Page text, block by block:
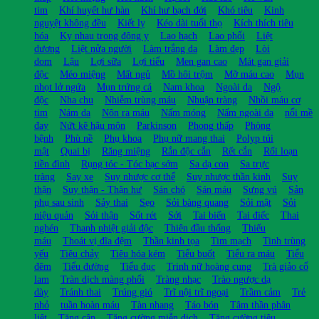
tim
Khí huyết hư hàn Khí hư bạch đới Khó tiêu
Kinh
nguyệt không đều
Kiết lỵ Kéo dài tuổi thọ
Kích thích tiêu
hóa
Kỵ nhau trong đông y Lao hạch Lao phổi
Liệt
dương
Liệt nửa người Làm trắng da Làm đẹp
Lòi
dom
Lậu Lợi sữa Lợi tiểu Men gan cao
Mát gan giải
độc
Méo miệng Mất ngủ Mồ hôi trộm Mỡ máu cao
Mụn
nhọt lở ngứa
Mụn trứng cá Nam khoa Ngoài da
Ngộ
độc
Nha chu Nhiễm trùng máu Nhuận tràng
Nhồi máu cơ
tim
Nám da Nôn ra máu Nấm móng Nấm ngoài da
nổi mề
đay
Nứt kẽ hậu môn Parkinson Phong thấp
Phòng
bệnh
Phù nề Phụ khoa Phụ nữ mang thai
Polyp túi
mật
Quai bị Răng miệng Rắn độc cắn Rết cắn
Rối loạn
tiền đình
Rụng tóc - Tóc bạc sớm Sa dạ con
Sa trực
tràng
Say xe Suy nhược cơ thể Suy nhược thần kinh
Suy
thận
Suy thận - Thận hư Sán chó Sán máu Sưng vú
Sản
phụ sau sinh
Sảy thai Sẹo Sỏi bàng quang Sỏi mật
Sỏi
niệu quản
Sỏi thận Sốt rét Sởi Tai biến Tai điếc
Thai
nghén
Thanh nhiệt giải độc Thiên đầu thống
Thiếu
máu
Thoát vị đĩa đệm Thần kinh tọa Tim mạch
Tinh trùng
yếu
Tiêu chảy Tiêu hóa kém Tiểu buốt Tiểu ra máu
Tiểu
đêm
Tiểu đường Tiểu đục Trinh nữ hoàng cung
Trà giảo cổ
lam
Tràn dịch màng phổi Tràng nhạc
Trào ngược dạ
dày
Tránh thai Trúng gió Trĩ nội trĩ ngoại Trầm cảm
Trẻ
nhỏ
tuần hoàn máu Tàn nhang Táo bón
Tâm thần phân